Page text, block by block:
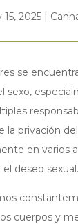
15, 2025|
se
sexo,
la privación
en varios
deseo sexual.
cuerpos y